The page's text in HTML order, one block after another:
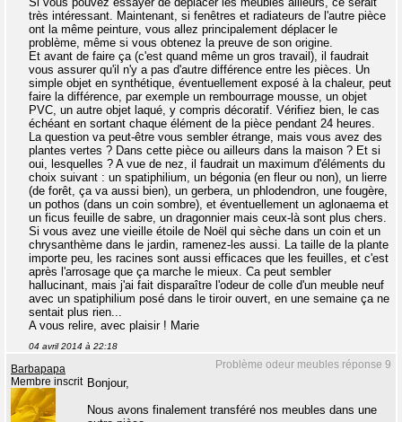
très intéressant. Maintenant, si fenêtres et radiateurs de l'autre pièce
ont la même peinture, vous allez principalement déplacer le
problème, même si vous obtenez la preuve de son origine.
Et avant de faire ça (c'est quand même un gros travail), il faudrait
vous assurer qu'il n'y a pas d'autre différence entre les pièces. Un
simple objet en synthétique, éventuellement exposé à la chaleur, peut
faire la différence, par exemple un rembourrage mousse, un objet
PVC, un autre objet laqué, y compris décoratif. Vérifiez bien, le cas
échéant en sortant chaque élément de la pièce pendant 24 heures.
La question va peut-être vous sembler étrange, mais vous avez des
plantes vertes ? Dans cette pièce ou ailleurs dans la maison ? Et si
oui, lesquelles ? A vue de nez, il faudrait un maximum d'éléments du
choix suivant : un spatiphilium, un bégonia (en fleur ou non), un lierre
(de forêt, ça va aussi bien), un gerbera, un phlodendron, une fougère,
un pothos (dans un coin sombre), et éventuellement un aglonaema et
un ficus feuille de sabre, un dragonnier mais ceux-là sont plus chers.
Si vous avez une vieille étoile de Noël qui sèche dans un coin et un
chrysanthème dans le jardin, ramenez-les aussi. La taille de la plante
importe peu, les racines sont aussi efficaces que les feuilles, et c'est
après l'arrosage que ça marche le mieux. Ca peut sembler
hallucinant, mais j'ai fait disparaître l'odeur de colle d'un meuble neuf
avec un spatiphilium posé dans le tiroir ouvert, en une semaine ça ne
sentait plus rien...
A vous relire, avec plaisir ! Marie
04 avril 2014 à 22:18
Problème odeur meubles réponse 9
Barbapapa
Membre inscrit Bonjour,
Nous avons finalement transféré nos meubles dans une